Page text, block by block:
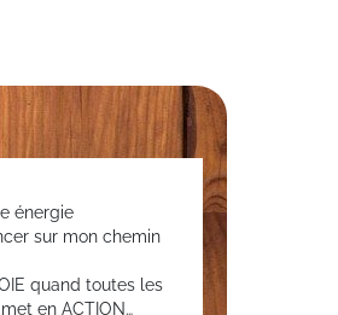
énergie
sur mon chemin
quand toutes les
en ACTION…